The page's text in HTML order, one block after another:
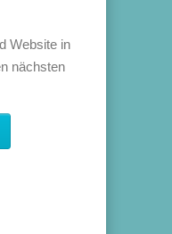
Website in
nächsten